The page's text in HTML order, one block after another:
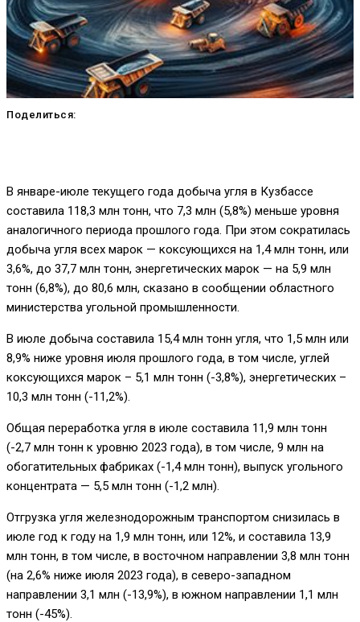
Поделиться:
В январе-июле текущего года добыча угля в Кузбассе
составила 118,3 млн тонн, что 7,3 млн (5,8%) меньше уровня
аналогичного периода прошлого года. При этом сократилась
добыча угля всех марок — коксующихся на 1,4 млн тонн, или
3,6%, до 37,7 млн тонн, энергетических марок — на 5,9 млн
тонн (6,8%), до 80,6 млн, сказано в сообщении областного
министерства угольной промышленности.
В июле добыча составила 15,4 млн тонн угля, что 1,5 млн или
8,9% ниже уровня июля прошлого года, в том числе, углей
коксующихся марок – 5,1 млн тонн (-3,8%), энергетических –
10,3 млн тонн (-11,2%).
Общая переработка угля в июле составила 11,9 млн тонн
(-2,7 млн тонн к уровню 2023 года), в том числе, 9 млн на
обогатительных фабриках (-1,4 млн тонн), выпуск угольного
концентрата — 5,5 млн тонн (-1,2 млн).
Отгрузка угля железнодорожным транспортом снизилась в
июле год к году на 1,9 млн тонн, или 12%, и составила 13,9
млн тонн, в том числе, в восточном направлении 3,8 млн тонн
(на 2,6% ниже июля 2023 года), в северо-западном
направлении 3,1 млн (-13,9%), в южном направлении 1,1 млн
тонн (-45%).